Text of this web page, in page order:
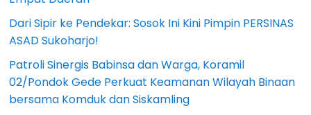
Dari Sipir ke Pendekar: Sosok Ini Kini Pimpin PERSINAS
ASAD Sukoharjo!
Patroli Sinergis Babinsa dan Warga, Koramil
02/Pondok Gede Perkuat Keamanan Wilayah Binaan
bersama Komduk dan Siskamling